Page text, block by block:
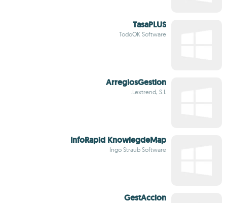
TasaPLUS
TodoOK Software
ArreglosGestion
Lextrend, S.L.
InfoRapid KnowlegdeMap
Ingo Straub Software
GestAccion